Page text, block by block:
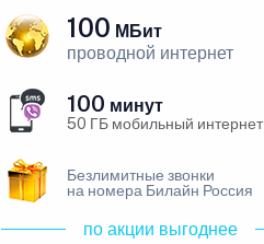
100 МБит
проводной интернет
100 минут
50 ГБ мобильный интернет
Безлимитные звонки
на номера Билайн Россия
по акции выгоднее